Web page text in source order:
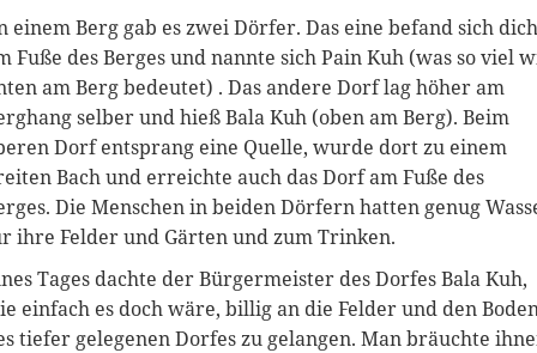
einem Berg gab es zwei Dörfer. Das eine befand sich
Fuße des Berges und nannte sich Pain Kuh (was so viel
am Berg bedeutet) . Das andere Dorf lag höher am
selber und hieß Bala Kuh (oben am Berg). Beim
Dorf entsprang eine Quelle, wurde dort zu einem
Bach und erreichte auch das Dorf am Fuße des
Die Menschen in beiden Dörfern hatten genug
ihre Felder und Gärten und zum Trinken.
Tages dachte der Bürgermeister des Dorfes Bala Kuh,
einfach es doch wäre, billig an die Felder und den
tiefer gelegenen Dorfes zu gelangen. Man bräuchte